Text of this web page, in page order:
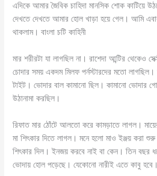
এদিকে আমার জৈবিক চাহিদা মানসিক শোক কাটিয়ে
দেখতে দেখতে আমার হোল খাড়া হয়ে গেল। আমি
থাকলাম। বাংলা চটি কাহিনী
মার শরীরটা যা লাগছিল না। রাশেদা আন্টির থেকেও
চোদার সময় একদম মিলফ পর্নস্টারদের মতো
টাইট। ভোদার বাল কামানো ছিল। কামানো ভোদার
উঠানামা করছিল।
রিফাত মার ঠোঁটে আলতো করে কামড়াতে লাগল।
মা শিৎকার দিতে লাগল। মনে হলো মাও ইঞ্জয় করা
শিৎকার দিল। ইনজয় করবে নাই বা কেন। তিন বছর
ভোদায় হোল পড়েছে। যেকোনো নারীই এতে